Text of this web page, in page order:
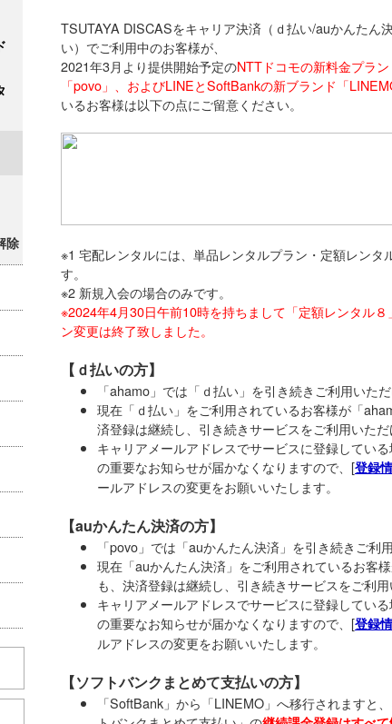
除
TSUTAYA DISCASをキャリア決済（ｄ払い/auかんたん
い）でご利用中のお客様が、
2021年3月より提供開始予定のNTTドコモの新料金プラ
「povo」、およびLINEとSoftBankの新ブランド「
いるお客様は以下の点にご留意ください。
※1 宅配レンタルには、単品レンタルプラン・定額レンタ
す。
※2 新規入会の場合のみです。
※2024年4月30日午前10時を持ちまして「定額レンタル
ン変更は終了致しました。
【ｄ払いの方】
「ahamo」では「ｄ払い」を引き続きご利用いただ
現在「ｄ払い」をご利用されているお客様が「
済登録は継続し、引き続きサービスをご利用いただ
キャリアメールアドレスでサービスに登録してい
の重要なお知らせが届かなくなりますので、[登録
ールアドレスの変更をお願いいたします。
【auかんたん決済の方】
「povo」では「auかんたん決済」を引き続きご利
現在「auかんたん決済」をご利用されているお客
も、決済登録は継続し、引き続きサービスをご利用
キャリアメールアドレスでサービスに登録してい
の重要なお知らせが届かなくなりますので、[登録
ルアドレスの変更をお願いいたします。
【ソフトバンクまとめて支払いの方】
「SoftBank」から「LINEMO」へ移行されますと